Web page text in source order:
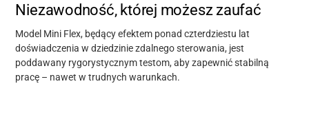
Niezawodność, której możesz zaufać
Model Mini Flex, będący efektem ponad czterdziestu lat
doświadczenia w dziedzinie zdalnego sterowania, jest
poddawany rygorystycznym testom, aby zapewnić stabilną
pracę – nawet w trudnych warunkach.